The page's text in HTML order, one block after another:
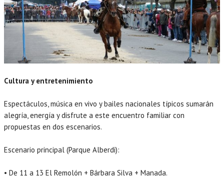
Cultura y entretenimiento
Espectáculos, música en vivo y bailes nacionales típicos sumarán
alegría, energía y disfrute a este encuentro familiar con
propuestas en dos escenarios.
Escenario principal (Parque Alberdi):
• De 11 a 13 El Remolón + Bárbara Silva + Manada.